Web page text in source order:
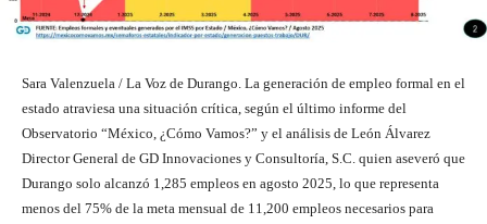
Sara Valenzuela / La Voz de Durango. La generación de empleo formal en el
estado atraviesa una situación crítica, según el último informe del
Observatorio “México, ¿Cómo Vamos?” y el análisis de León Álvarez
Director General de GD Innovaciones y Consultoría, S.C. quien aseveró que
Durango solo alcanzó 1,285 empleos en agosto 2025, lo que representa
menos del 75% de la meta mensual de 11,200 empleos necesarios para